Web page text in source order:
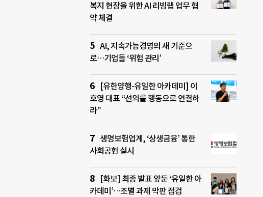
복지 현장을 위한 AI 리빙랩 업무 협
약 체결
AI, 지속가능경영의 새 기준으
로…기업들 ‘위험 관리’
[유한양행-유일한 아카데미] 이
호영 대표 “선의를 행동으로 연결하
라”
생명보험업계, ‘상생금융’ 통한
사회공헌 실시
[화보] 최종 발표 앞둔 ‘유일한 아
카데미’…조별 과제 막판 점검